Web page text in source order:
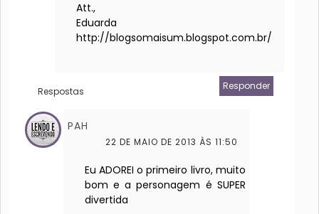
Att.,
Eduarda
http://blogsomaisum.blogspot.com.br/
Responder
Respostas
PAH
22 DE MAIO DE 2013 ÀS 11:50
Eu ADOREI o primeiro livro, muito
bom e a personagem é SUPER
divertida